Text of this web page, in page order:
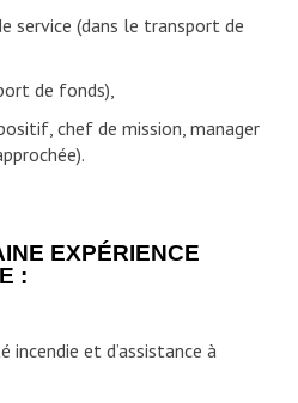
service (dans le transport de
de fonds),
chef de mission, manager
EXPÉRIENCE
:
incendie et d’assistance à